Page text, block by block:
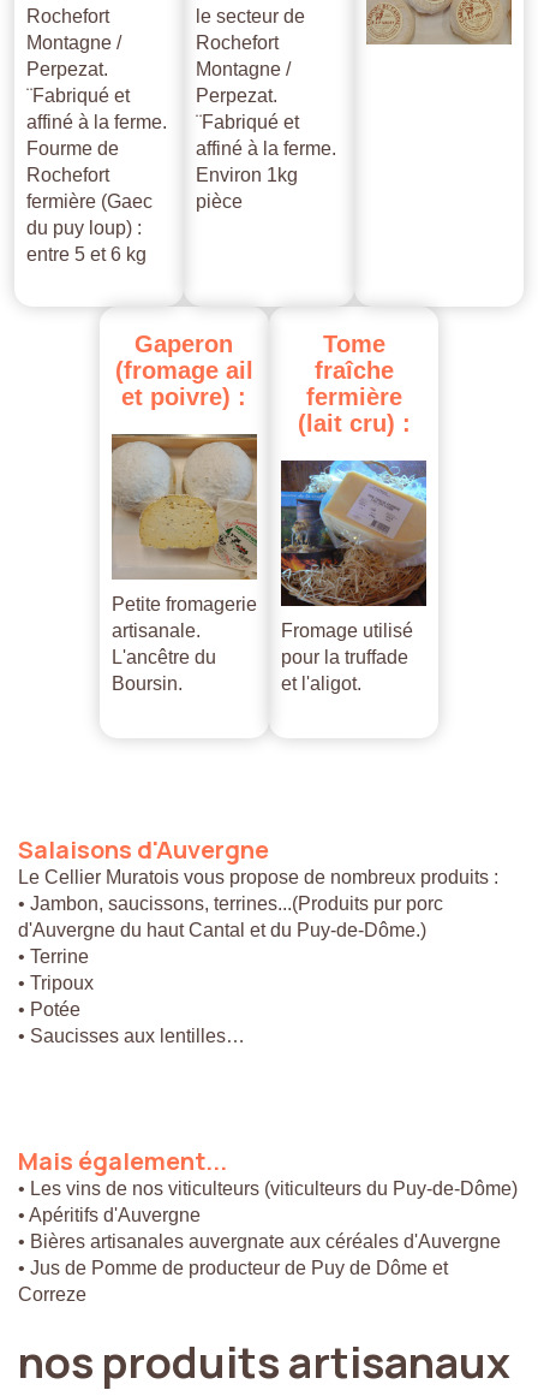
Rochefort
Montagne /
Perpezat.
¨Fabriqué et
affiné à la ferme.
Fourme de
Rochefort
fermière (Gaec
du puy loup) :
entre 5 et 6 kg
le secteur de
Rochefort
Montagne /
Perpezat.
¨Fabriqué et
affiné à la ferme.
Environ 1kg
pièce
Gaperon
(fromage ail
et poivre) :
Petite fromagerie
artisanale.
L'ancêtre du
Boursin.
Tome
fraîche
fermière
(lait cru) :
Fromage utilisé
pour la truffade
et l'aligot.
Salaisons d'Auvergne
Le Cellier Muratois vous propose de nombreux produits :
• Jambon, saucissons, terrines...(Produits pur porc
d'Auvergne du haut Cantal et du Puy-de-Dôme.)
• Terrine
• Tripoux
• Potée
• Saucisses aux lentilles…
Mais également...
• Les vins de nos viticulteurs (viticulteurs du Puy-de-Dôme)
• Apéritifs d'Auvergne
• Bières artisanales auvergnate aux céréales d'Auvergne
• Jus de Pomme de producteur de Puy de Dôme et
Correze
nos produitsartisanaux